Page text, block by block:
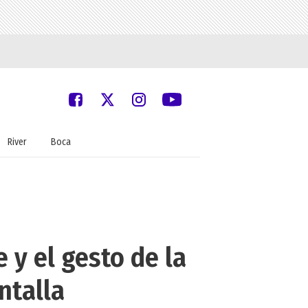
River Boca
y el gesto de la